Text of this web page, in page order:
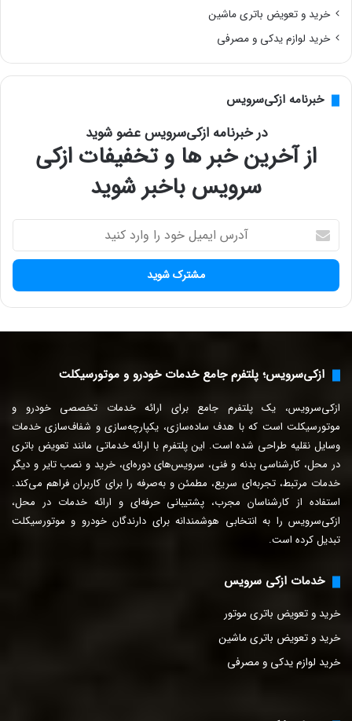
خرید و تعویض باتری ماشین
خرید لوازم یدکی و مصرفی
خبرنامه ازکی‌سرویس
در خبرنامه ازکی‌سرویس عضو شوید
از آخرین خبر ها و تخفیفات ازکی
سرویس باخبر شوید
ر
ا
ی
د
ر
ا
و
ر
د
ک
ن
د
ازکی‌سرویس؛ پلتفرم جامع خدمات خودرو و موتورسیکلت
ازکی‌سرویس، یک پلتفرم جامع برای ارائه خدمات تخصصی خودرو و
موتورسیکلت است که با هدف ساده‌سازی، یکپارچه‌سازی و شفاف‌سازی خدمات
وسایل نقلیه طراحی شده است. این پلتفرم با ارائه خدماتی مانند تعویض باتری
در محل، کارشناسی بدنه و فنی، سرویس‌های دوره‌ای، خرید و نصب تایر و دیگر
خدمات مرتبط، تجربه‌ای سریع، مطمئن و به‌صرفه را برای کاربران فراهم می‌کند.
استفاده از کارشناسان مجرب، پشتیبانی حرفه‌ای و ارائه خدمات در محل،
ازکی‌سرویس را به انتخابی هوشمندانه برای دارندگان خودرو و موتورسیکلت
تبدیل کرده است.
خدمات ازکی سرویس
خرید و تعویض باتری موتور
خرید و تعویض باتری ماشین
خرید لوازم یدکی و مصرفی